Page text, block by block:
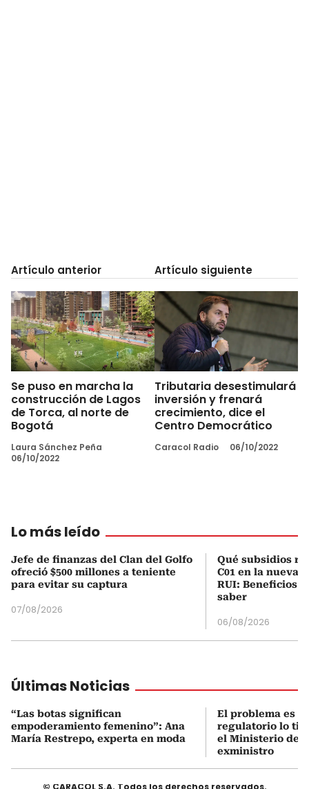
Artículo anterior
Se puso en marcha la
construcción de Lagos
de Torca, al norte de
Bogotá
Laura Sánchez Peña
06/10/2022
Artículo siguiente
Tributaria desestimulará
inversión y frenará
crecimiento, dice el
Centro Democrático
Caracol Radio 06/10/2022
Lo más leído
Jefe de finanzas del Clan del Golfo
ofreció $500 millones a teniente
para evitar su captura
07/08/2026
Qué subsidios
C01 en la nueva
RUI: Beneficios
saber
06/08/2026
Últimas Noticias
“Las botas significan
empoderamiento femenino”: Ana
María Restrepo, experta en moda
El problema es
regulatorio lo
el Ministerio de
exministro